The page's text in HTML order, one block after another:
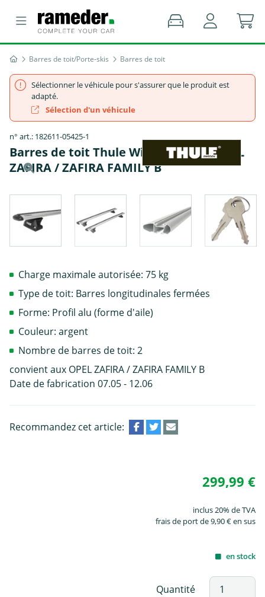
Barres de toit/Porte-skis Barres de toit
Sélectionner le véhicule pour s'assurer que le produit est
adapté.
Sélection d'un véhicule
n° art.: 182611-05425-1
Barres de toit Thule WingBar EVO - OPEL
ZAFIRA / ZAFIRA FAMILY B
Charge maximale autorisée: 75 kg
Type de toit: Barres longitudinales fermées
Forme: Profil alu (forme d'aile)
Couleur: argent
Nombre de barres de toit: 2
convient aux OPEL ZAFIRA / ZAFIRA FAMILY B
Date de fabrication 07.05 - 12.06
Recommandez cet article:
299,99 €
inclus 20% de TVA
frais de port de 9,90 € en sus
en stock
Quantité